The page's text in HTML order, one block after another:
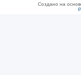
Создано на